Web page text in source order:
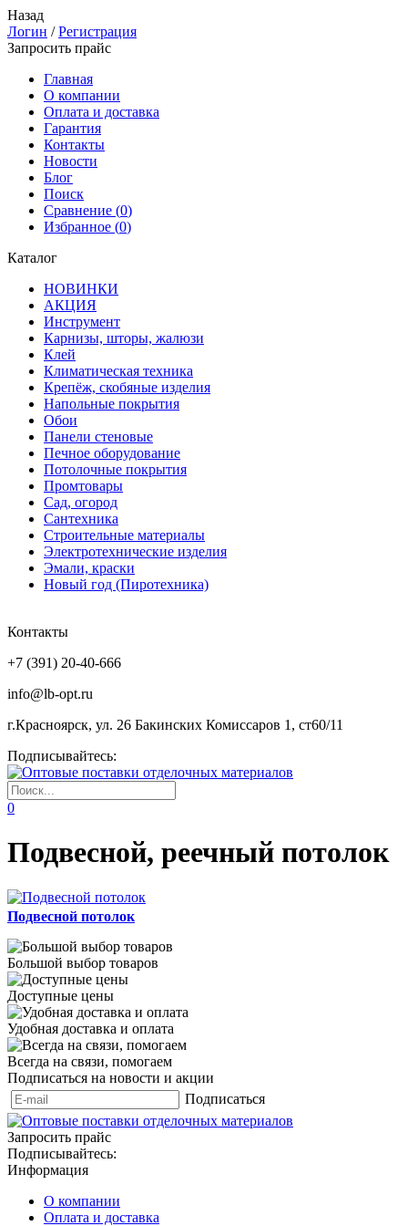
Назад
Логин /Регистрация
Запросить прайс
Главная
О компании
Оплата и доставка
Гарантия
Контакты
Новости
Блог
Поиск
Сравнение (0)
Избранное (0)
Каталог
НОВИНКИ
АКЦИЯ
Инструмент
Карнизы, шторы, жалюзи
Клей
Климатическая техника
Крепёж, скобяные изделия
Напольные покрытия
Обои
Панели стеновые
Печное оборудование
Потолочные покрытия
Промтовары
Сад, огород
Сантехника
Строительные материалы
Электротехнические изделия
Эмали, краски
Новый год (Пиротехника)
Контакты
+7 (391) 20-40-666
info@lb-opt.ru
г.Красноярск, ул. 26 Бакинских Комиссаров 1, ст60/11
Подписывайтесь:
0
Подвесной, реечный потолок
Подвесной потолок
Большой выбор товаров
Доступные цены
Удобная доставка и оплата
Всегда на связи, помогаем
Подписаться на новости и акции
Подписаться
Запросить прайс
Подписывайтесь:
Информация
О компании
Оплата и доставка